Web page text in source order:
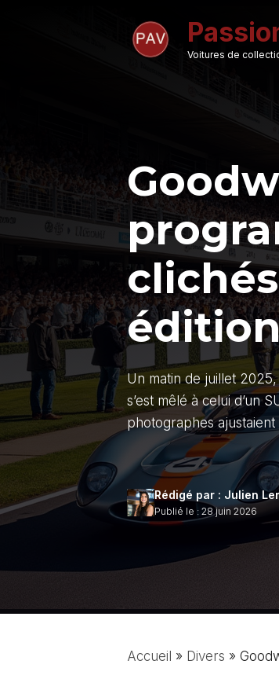
Voitures de
Un matin de juillet
s’est mêlé à celui d’un
photographes
Rédigé par : Julien
Publié le : 28 juin 2026
Accueil » Divers »